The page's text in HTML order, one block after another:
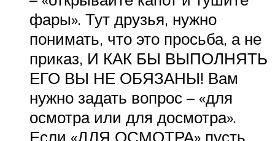
фары». Тут друзья, нужно
понимать, что это просьба, а не
приказ, И КАК БЫ ВЫПОЛНЯТЬ
ЕГО ВЫ НЕ ОБЯЗАНЫ! Вам
нужно задать вопрос – «для
осмотра или для досмотра».
Если «ДЛЯ ОСМОТРА» пусть